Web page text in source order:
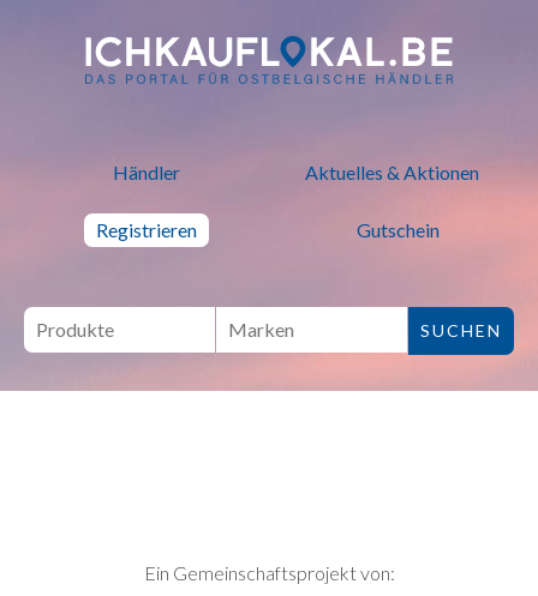
ich kauf lokal - Bei lokalen
Händler Aktuelles & Aktionen
Registrieren Gutschein
SEITENFUSSEin Gemeinschaftsprojekt von: